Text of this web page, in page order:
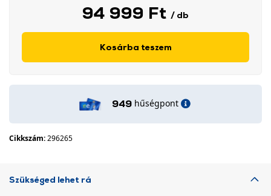
94 999 Ft / db
Kosárba teszem
949 hűségpont
Cikkszám:296265
Szükséged lehet rá